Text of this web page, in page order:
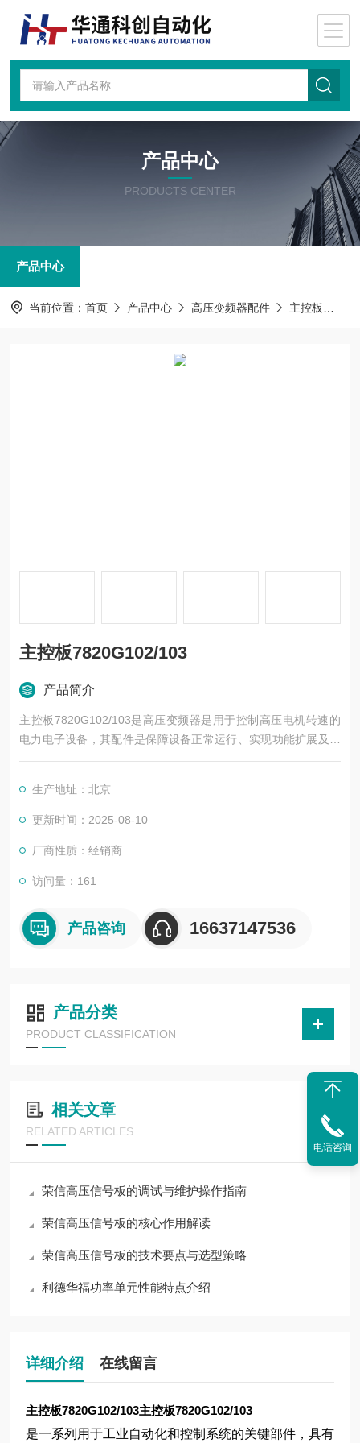
产品中心
PRODUCTS CENTER
产品中心
当前位置： 首页 产品中心 高压变频器配件 主控板
主控板7820G102/103
产品简介
主控板7820G102/103是高压变频器是用于控制高压电机转速的
电力电子设备，其配件是保障设备正常运行、实现功能扩展及维
护维修的重要组成部分。这些配件种类繁多，涵盖了功率变换、
生产地址：北京
更新时间：2025-08-10
厂商性质：经销商
访问量：161
产品咨询 16637147536
产品分类
PRODUCT CLASSIFICATION
相关文章
RELATED ARTICLES
荣信高压信号板的调试与维护操作指南
荣信高压信号板的核心作用解读
荣信高压信号板的技术要点与选型策略
利德华福功率单元性能特点介绍
详细介绍 在线留言
主控板7820G102/103主控板7820G102/103
是一系列用于工业自动化和控制系统的关键部件，具有
电话咨询